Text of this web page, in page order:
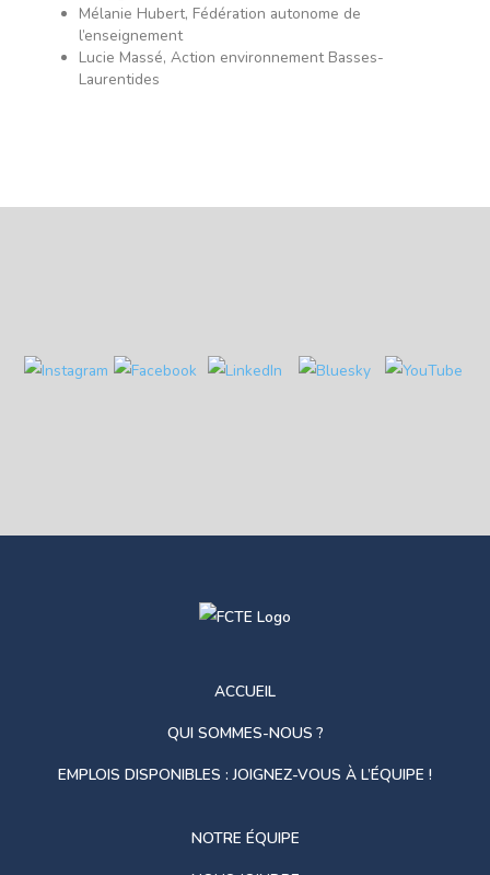
Mélanie Hubert, Fédération autonome de
l’enseignement
Lucie Massé, Action environnement Basses-
Laurentides
ACCUEIL
QUI SOMMES-NOUS ?
EMPLOIS DISPONIBLES : JOIGNEZ-VOUS À L’ÉQUIPE !
NOTRE ÉQUIPE